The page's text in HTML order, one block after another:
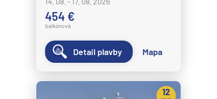
Disney Fantasy
Disney Magic
Disney Treasure
Disney Wish
454 €
balkónová
Detail plavby Mapa
12